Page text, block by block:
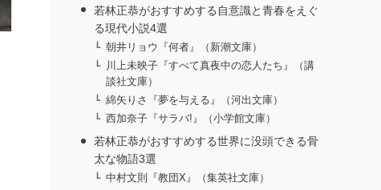
若林正恭がおすすめする自意識と青春をえぐ
る現代小説4選
朝井リョウ『何者』（新潮文庫）
川上未映子『すべて真夜中の恋人たち』（講
談社文庫）
綿矢りさ『夢を与える』（河出文庫）
西加奈子『サラバ!』（小学館文庫）
若林正恭がおすすめする世界に没頭できる骨
太な物語3選
中村文則『教団X』（集英社文庫）